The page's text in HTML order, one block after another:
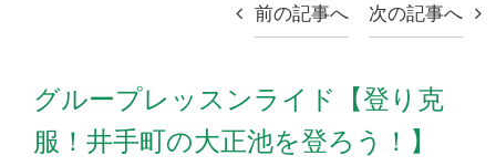
前の記事へ 次の記事へ
グループレッスンライド【登り克
服！井手町の大正池を登ろう！】